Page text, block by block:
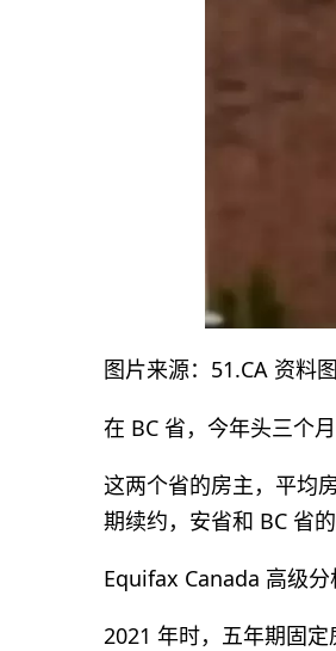
图片来源：51.CA 资料
在 BC 省，今年头三个
这两个省的房主，平均
期续约，安省和 BC 省
Equifax Canada 高级
2021 年时，五年期固